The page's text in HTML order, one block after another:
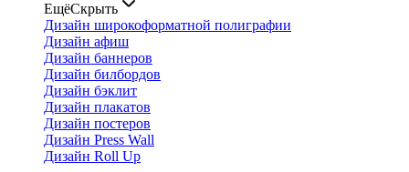
ЕщёСкрыть
Дизайн широкоформатной полиграфии
Дизайн афиш
Дизайн баннеров
Дизайн билбордов
Дизайн бэклит
Дизайн плакатов
Дизайн постеров
Дизайн Press Wall
Дизайн Roll Up